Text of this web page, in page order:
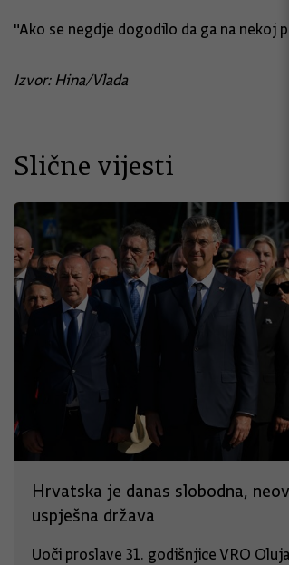
"Ako se negdje dogodilo da ga na nekoj
Izvor: Hina/Vlada
Slične vijesti
Hrvatska je danas slobodna,
uspješna država
Uoči proslave 31. godišnjice VRO